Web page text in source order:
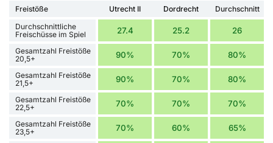
Freistöße Utrecht II Dordrecht
Durchschnitt
Durchschnittliche
Freischüsse im Spiel
27.4 25.2 26
Gesamtzahl Freistöße
20,5+
90% 70% 80%
Gesamtzahl Freistöße
21,5+
90% 70% 80%
Gesamtzahl Freistöße
22,5+
70% 70% 70%
Gesamtzahl Freistöße
23,5+
70% 60% 65%